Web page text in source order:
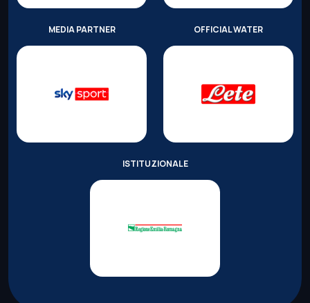
MEDIA PARTNER OFFICIAL WATER
ISTITUZIONALE